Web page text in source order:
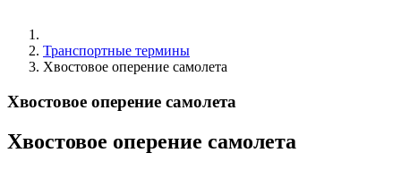
Транспортные термины
Хвостовое оперение самолета
Хвостовое оперение самолета
Хвостовое оперение самолета